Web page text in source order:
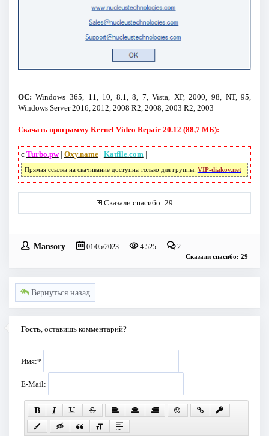
ОС: Windows 365, 11, 10, 8.1, 8, 7, Vista, XP, 2000, 98, NT, 95,
Windows Server 2016, 2012, 2008 R2, 2008, 2003 R2, 2003
Скачать программу Kernel Video Repair 20.12 (88,7 МБ):
с Turbo.pw| Oxy.name| Katfile.com|
Прямая ссылка на скачивание доступна только для группы: VIP-diakov.net
Сказали спасибо: 29
Mansory 01/05/2023 4 525 2
Сказали спасибо: 29
Вернуться назад
Гость, оставишь комментарий?
Имя:*
E-Mail: